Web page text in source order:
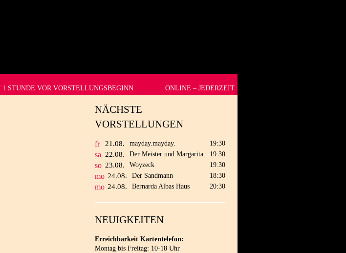
STUNDE VOR VORSTELLUNGSBEGINN ONLINE – JEDERZEIT
NÄCHSTE
VORSTELLUNGEN
fr 21.08. mayday.mayday. 19:30
sa 22.08. Der Meister und Margarita 19:30
so 23.08. Woyzeck 19:30
mo 24.08. Der Sandmann 18:30
mo 24.08. Bernarda Albas Haus 20:30
NEUIGKEITEN
Erreichbarkeit Kartentelefon:
Montag bis Freitag: 10-18 Uhr